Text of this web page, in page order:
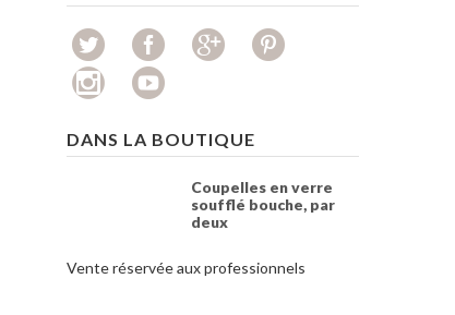
DANS LA BOUTIQUE
Coupelles en verre
soufflé bouche, par
deux
Vente réservée aux professionnels